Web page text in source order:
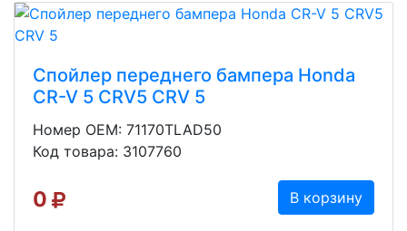
Спойлер переднего бампера Honda
CR-V 5 CRV5 CRV 5
Номер OEM: 71170TLAD50
Код товара: 3107760
0 В корзину